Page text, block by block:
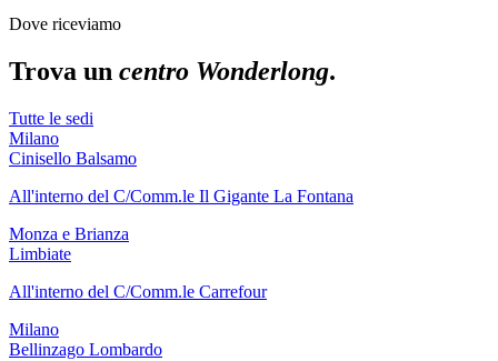
Dove riceviamo
Trova un centro Wonderlong.
Tutte le sedi
Milano
Cinisello Balsamo
All'interno del C/Comm.le Il Gigante La Fontana
Monza e Brianza
Limbiate
All'interno del C/Comm.le Carrefour
Milano
Bellinzago Lombardo